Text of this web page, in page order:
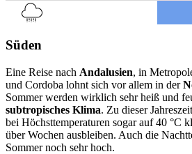
Süden
Eine Reise nach Andalusien, in
und Cordoba lohnt sich vor allem in der
Sommer werden wirklich sehr heiß und
subtropisches Klima. Zu dieser
bei Höchsttemperaturen sogar auf 40 °C
über Wochen ausbleiben. Auch die
Sommer noch sehr hoch.